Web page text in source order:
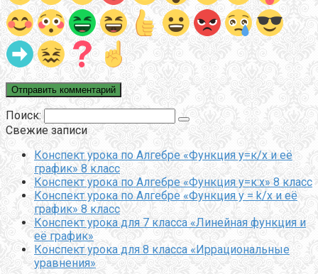
Поиск:
Свежие записи
Конспект урока по Алгебре «Функция у=к/х и её
график» 8 класс
Конспект урока по Алгебре «Функция у=к:х» 8 класс
Конспект урока по Алгебре «Функция y = k/x и её
график» 8 класс
Конспект урока для 7 класса «Линейная функция и
её график»
Конспект урока для 8 класса «Иррациональные
уравнения»